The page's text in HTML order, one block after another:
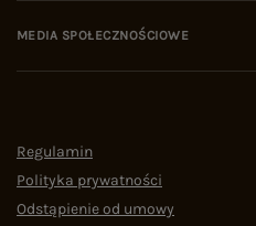
MEDIA SPOŁECZNOŚCIOWE
Regulamin
Polityka prywatności
Odstąpienie od umowy